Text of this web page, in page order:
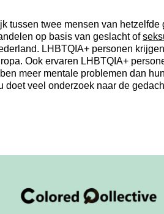
tussen twee mensen van
op basis van geslacht of
. LHBTQIA+ personen
. Ook ervaren LHBTQIA+
meer mentale problemen dan hun
doet veel onderzoek naar de